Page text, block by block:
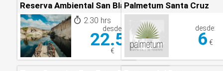
Reserva Ambiental San Blas
2.30 hrs
desde:
22.50
€
Palmetum Santa Cruz
desde:
6 €